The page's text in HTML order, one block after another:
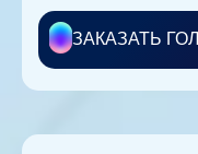
ЗАКАЗАТЬ